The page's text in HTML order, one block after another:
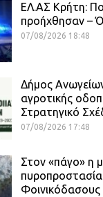
ΕΛ.ΑΣ Κρήτη:
προήχθησαν –
07/08/2026 18:48
Δήμος
αγροτικής
Στρατηγικό
07/08/2026 17:48
Στον «πάγο» η